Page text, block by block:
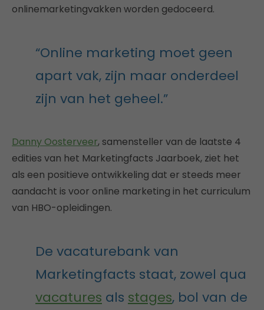
onlinemarketingvakken worden gedoceerd.
“Online marketing moet geen
apart vak, zijn maar onderdeel
zijn van het geheel.”
Danny Oosterveer, samensteller van de laatste 4
edities van het Marketingfacts Jaarboek, ziet het
als een positieve ontwikkeling dat er steeds meer
aandacht is voor online marketing in het curriculum
van HBO-opleidingen.
De vacaturebank van
Marketingfacts staat, zowel qua
vacatures als stages, bol van de